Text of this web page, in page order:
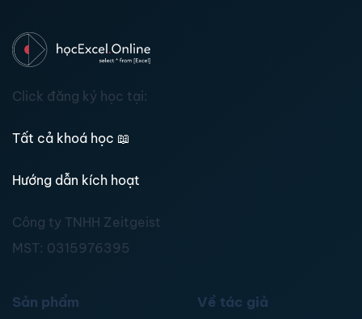
Click đăng ký học tại:
Tất cả khoá học 📖
Hướng dẫn kích hoạt
Công ty TNHH Zeitgeist
MST: 0315976395
Sản phẩm Về tác giả